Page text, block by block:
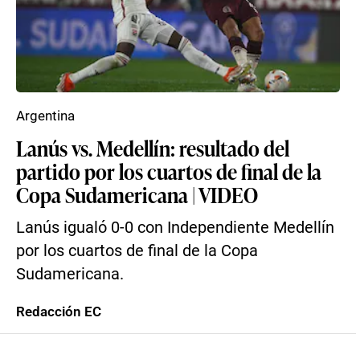
Lanús vs. Medellín: resultado del
partido por los cuartos de final de la
Copa Sudamericana | VIDEO
Lanús igualó 0-0 con Independiente Medellín
por los cuartos de final de la Copa
Sudamericana.
Argentina
Redacción EC